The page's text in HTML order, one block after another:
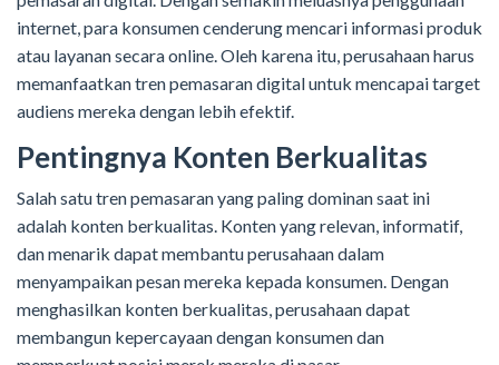
internet, para konsumen cenderung mencari informasi produk
atau layanan secara online. Oleh karena itu, perusahaan harus
memanfaatkan tren pemasaran digital untuk mencapai target
audiens mereka dengan lebih efektif.
Pentingnya Konten Berkualitas
Salah satu tren pemasaran yang paling dominan saat ini
adalah konten berkualitas. Konten yang relevan, informatif,
dan menarik dapat membantu perusahaan dalam
menyampaikan pesan mereka kepada konsumen. Dengan
menghasilkan konten berkualitas, perusahaan dapat
membangun kepercayaan dengan konsumen dan